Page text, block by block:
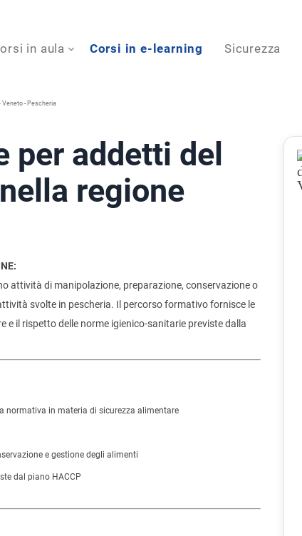
in aula Corsi in e-learning Sicurezza
- Pescheria
per addetti del
regione
attività di manipolazione, preparazione, conservazione o
svolte in pescheria. Il percorso formativo fornisce le
il rispetto delle norme igienico-sanitarie previste dalla
normativa in materia di sicurezza alimentare
e gestione degli alimenti
dal piano HACCP